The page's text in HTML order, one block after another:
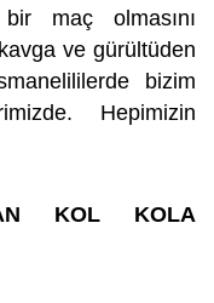
maç olmasını
ve gürültüden
bizim
Hepimizin
KOL KOLA